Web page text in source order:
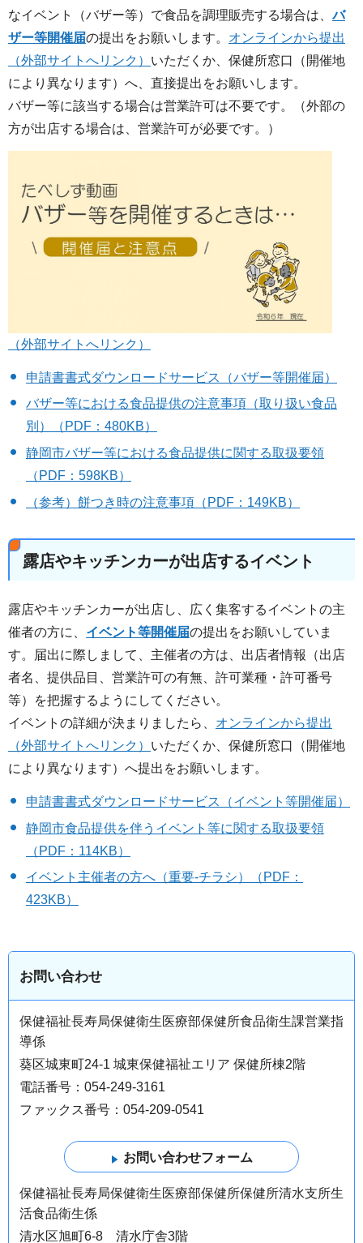
なイベント（バザー等）で食品を調理販売する場合は、バ
ザー等開催届の提出をお願いします。 オンラインから提出
（外部サイトへリンク） いただくか、保健所窓口（開催地
により異なります）へ、直接提出をお願いします。
バザー等に該当する場合は営業許可は不要です。（外部の
方が出店する場合は、営業許可が必要です。）
（外部サイトへリンク）
申請書書式ダウンロードサービス（バザー等開催届）
バザー等における食品提供の注意事項（取り扱い食品
別）（PDF：480KB）
静岡市バザー等における食品提供に関する取扱要領
（PDF：598KB）
（参考）餅つき時の注意事項（PDF：149KB）
露店やキッチンカーが出店するイベント
露店やキッチンカーが出店し、広く集客するイベントの主
催者の方に、 イベント等開催届の提出をお願いしていま
す。届出に際しまして、主催者の方は、出店者情報（出店
者名、提供品目、営業許可の有無、許可業種・許可番号
等）を把握するようにしてください。
イベントの詳細が決まりましたら、 オンラインから提出
（外部サイトへリンク） いただくか、保健所窓口（開催地
により異なります）へ提出をお願いします。
申請書書式ダウンロードサービス（イベント等開催届）
静岡市食品提供を伴うイベント等に関する取扱要領
（PDF：114KB）
イベント主催者の方へ（重要-チラシ）（PDF：
423KB）
お問い合わせ
保健福祉長寿局保健衛生医療部保健所食品衛生課営業指
導係
葵区城東町24-1 城東保健福祉エリア 保健所棟2階
電話番号：054-249-3161
ファックス番号：054-209-0541
保健福祉長寿局保健衛生医療部保健所保健所清水支所生
活食品衛生係
清水区旭町6-8 清水庁舎3階